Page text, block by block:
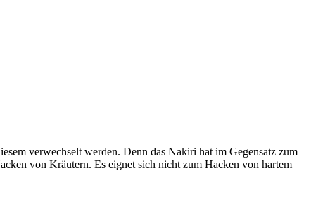
verwechselt werden. Denn das Nakiri hat im Gegensatz zum
von Kräutern. Es eignet sich nicht zum Hacken von hartem